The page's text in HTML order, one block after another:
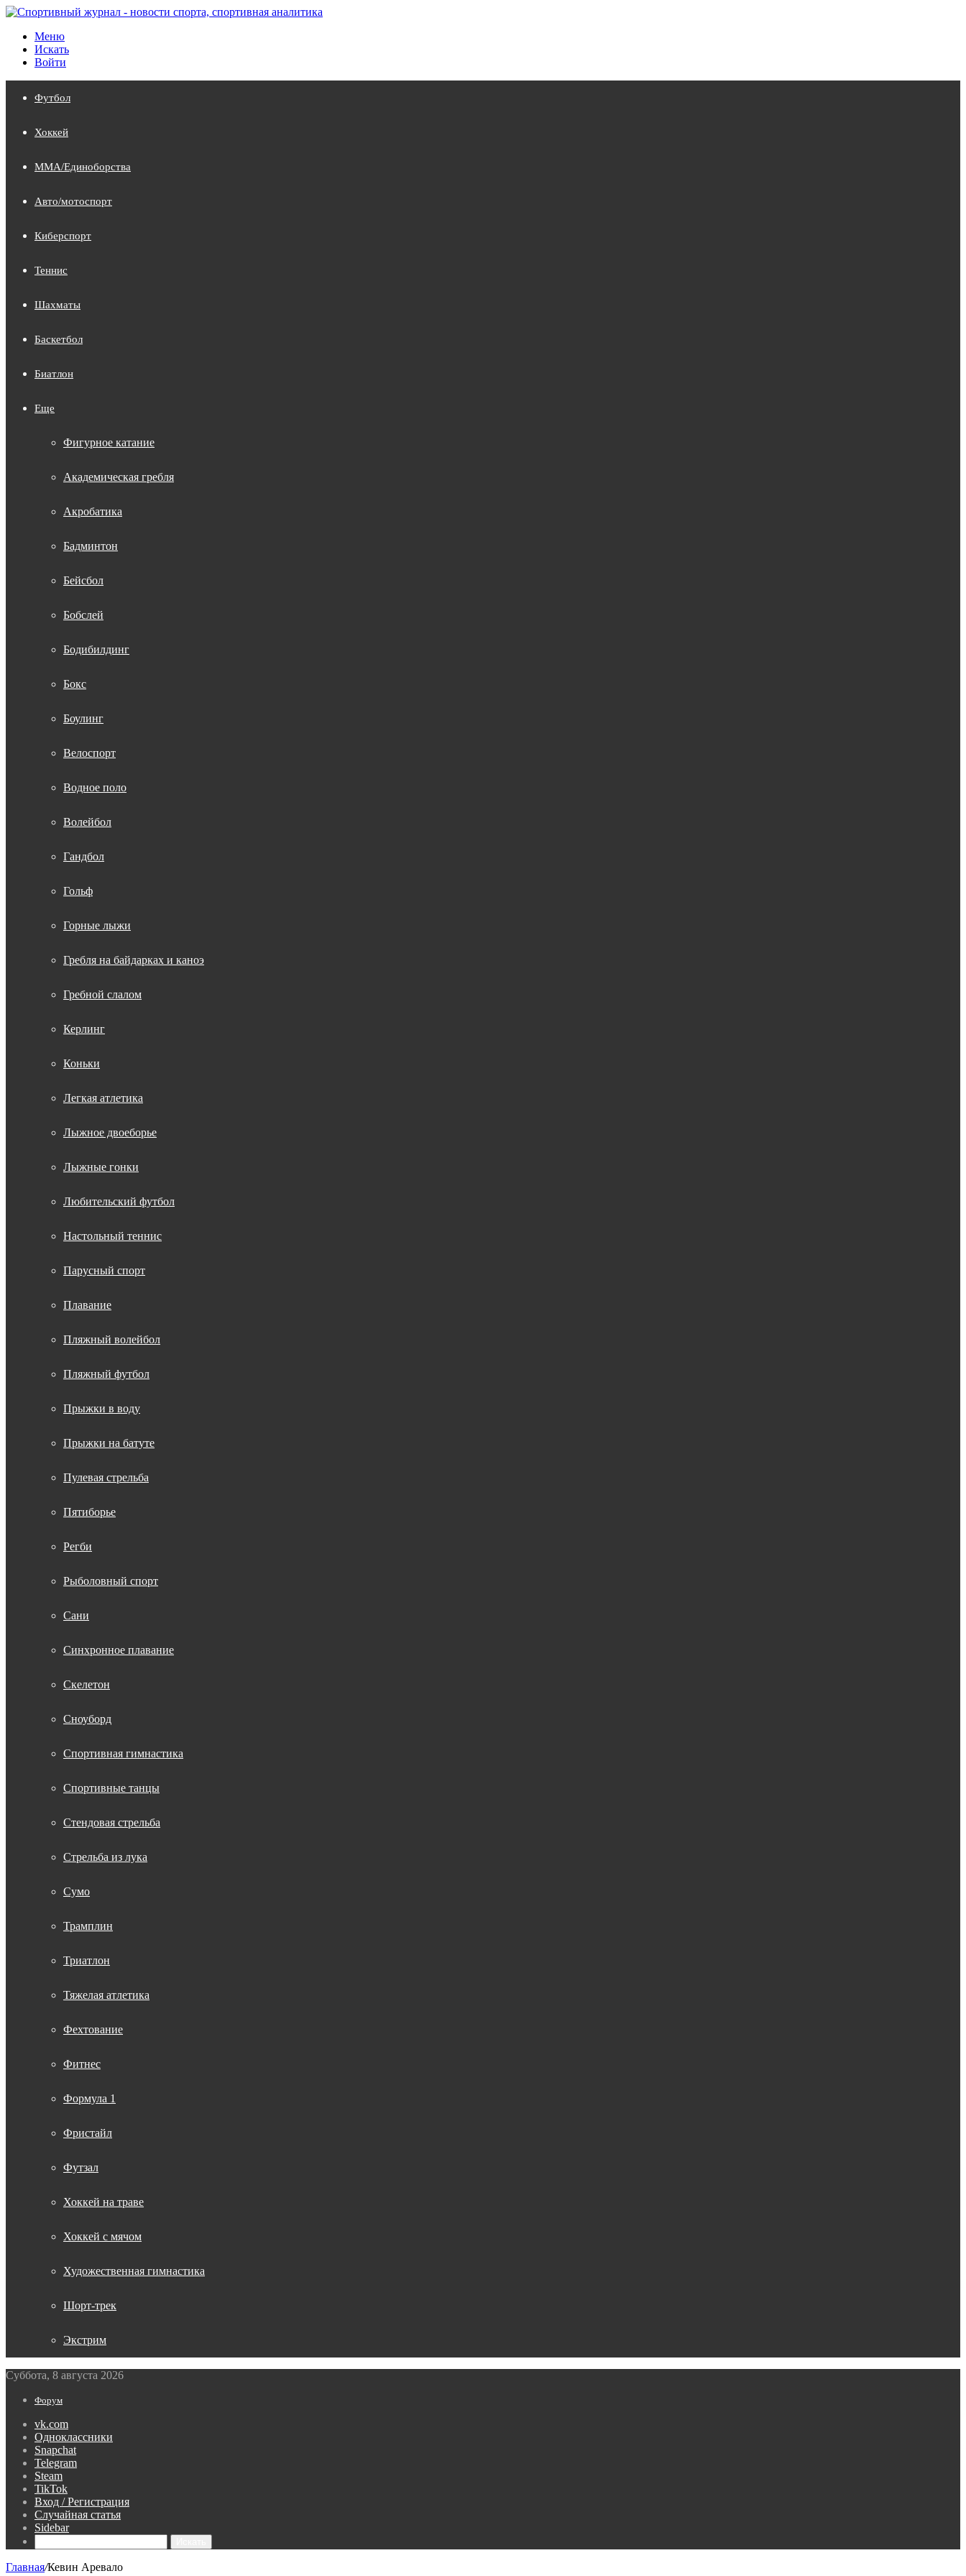
Меню
Искать
Войти
Футбол
Хоккей
MMA/Единоборства
Авто/мотоспорт
Киберспорт
Теннис
Шахматы
Баскетбол
Биатлон
Еще
Фигурное катание
Академическая гребля
Акробатика
Бадминтон
Бейсбол
Бобслей
Бодибилдинг
Бокс
Боулинг
Велоспорт
Водное поло
Волейбол
Гандбол
Гольф
Горные лыжи
Гребля на байдарках и каноэ
Гребной слалом
Керлинг
Коньки
Легкая атлетика
Лыжное двоеборье
Лыжные гонки
Любительский футбол
Настольный теннис
Парусный спорт
Плавание
Пляжный волейбол
Пляжный футбол
Прыжки в воду
Прыжки на батуте
Пулевая стрельба
Пятиборье
Регби
Рыболовный спорт
Сани
Синхронное плавание
Скелетон
Сноуборд
Спортивная гимнастика
Спортивные танцы
Стендовая стрельба
Стрельба из лука
Сумо
Трамплин
Триатлон
Тяжелая атлетика
Фехтование
Фитнес
Формула 1
Фристайл
Футзал
Хоккей на траве
Хоккей с мячом
Художественная гимнастика
Шорт-трек
Экстрим
Суббота, 8 августа 2026
Форум
vk.com
Одноклассники
Snapchat
Telegram
Steam
TikTok
Вход / Регистрация
Случайная статья
Sidebar
Главная/Кевин Аревало